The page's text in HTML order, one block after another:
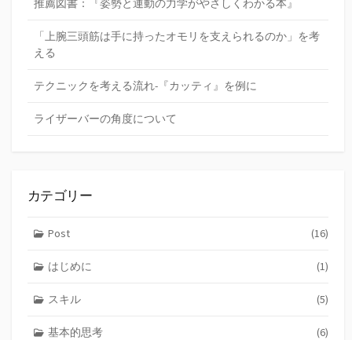
推薦図書：『姿勢と運動の力学がやさしくわかる本』
「上腕三頭筋は手に持ったオモリを支えられるのか」を考
える
テクニックを考える流れ-『カッティ』を例に
ライザーバーの角度について
カテゴリー
Post (16)
はじめに (1)
スキル (5)
基本的思考 (6)